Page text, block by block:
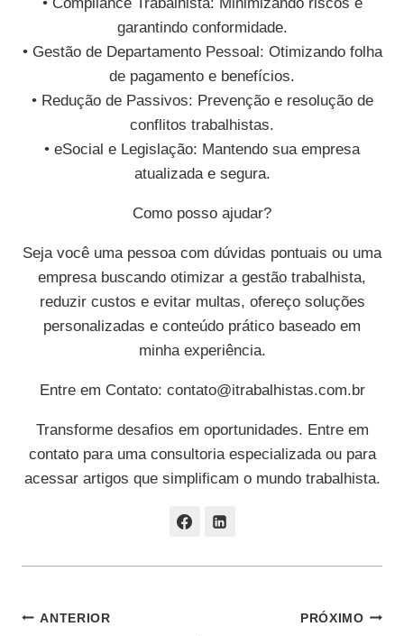
garantindo conformidade.
• Gestão de Departamento Pessoal: Otimizando folha
de pagamento e benefícios.
• Redução de Passivos: Prevenção e resolução de
conflitos trabalhistas.
• eSocial e Legislação: Mantendo sua empresa
atualizada e segura.
Como posso ajudar?
Seja você uma pessoa com dúvidas pontuais ou uma
empresa buscando otimizar a gestão trabalhista,
reduzir custos e evitar multas, ofereço soluções
personalizadas e conteúdo prático baseado em
minha experiência.
Entre em Contato: contato@itrabalhistas.com.br
Transforme desafios em oportunidades. Entre em
contato para uma consultoria especializada ou para
acessar artigos que simplificam o mundo trabalhista.
Navegação
ANTERIOR PRÓXIMO